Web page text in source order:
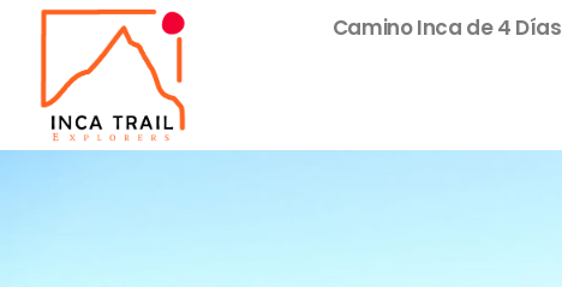
Camino Inca de 4 Días